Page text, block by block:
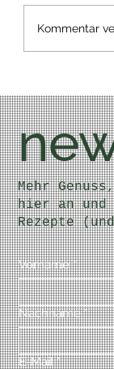
Kommentar
Mehr
hier an
Rezepte
Vorname *
Nachname *
E-Mail *